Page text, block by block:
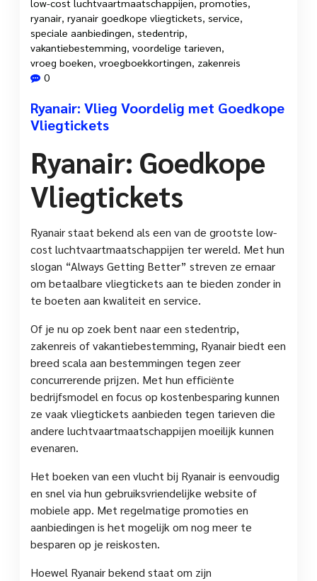
low-cost luchtvaartmaatschappijen, promoties,
ryanair, ryanair goedkope vliegtickets, service,
speciale aanbiedingen, stedentrip,
vakantiebestemming, voordelige tarieven,
vroeg boeken, vroegboekkortingen, zakenreis
0
Ryanair: Vlieg Voordelig met Goedkope
Vliegtickets
Ryanair: Goedkope
Vliegtickets
Ryanair staat bekend als een van de grootste low-
cost luchtvaartmaatschappijen ter wereld. Met hun
slogan “Always Getting Better” streven ze ernaar
om betaalbare vliegtickets aan te bieden zonder in
te boeten aan kwaliteit en service.
Of je nu op zoek bent naar een stedentrip,
zakenreis of vakantiebestemming, Ryanair biedt een
breed scala aan bestemmingen tegen zeer
concurrerende prijzen. Met hun efficiënte
bedrijfsmodel en focus op kostenbesparing kunnen
ze vaak vliegtickets aanbieden tegen tarieven die
andere luchtvaartmaatschappijen moeilijk kunnen
evenaren.
Het boeken van een vlucht bij Ryanair is eenvoudig
en snel via hun gebruiksvriendelijke website of
mobiele app. Met regelmatige promoties en
aanbiedingen is het mogelijk om nog meer te
besparen op je reiskosten.
Hoewel Ryanair bekend staat om zijn